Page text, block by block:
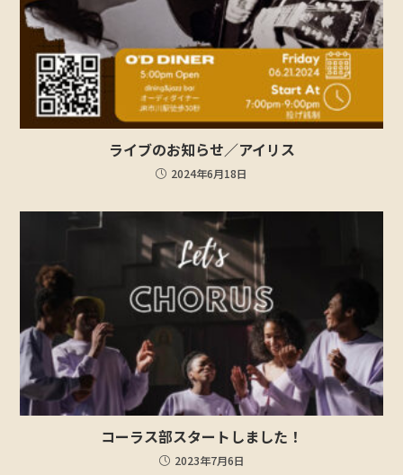
ライブのお知らせ／アイリス
2024年6月18日
コーラス部スタートしました！
2023年7月6日